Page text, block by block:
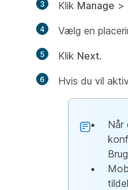
3 Klik Manage >
4 Vælg en
5 Klik Next.
6 Hvis du vil
Når